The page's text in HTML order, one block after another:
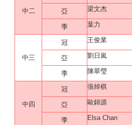
中二 亞 梁文杰
季 葉力
中三
冠 王俊業
亞 劉日嵐
季 陳翠瑩
中四
冠 張焯棋
亞 歐錦源
季 Elsa Chan